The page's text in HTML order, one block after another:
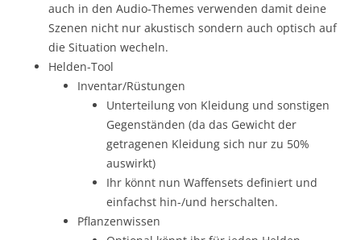
auch in den Audio-Themes verwenden damit deine
Szenen nicht nur akustisch sondern auch optisch auf
die Situation wecheln.
Helden-Tool
Inventar/Rüstungen
Unterteilung von Kleidung und sonstigen
Gegenständen (da das Gewicht der
getragenen Kleidung sich nur zu 50%
auswirkt)
Ihr könnt nun Waffensets definiert und
einfachst hin-/und herschalten.
Pflanzenwissen